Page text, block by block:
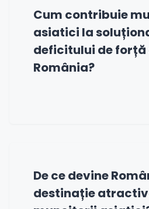
Cum contribuie
asiatici la
deficitului de forță
România?
De ce devine
destinație